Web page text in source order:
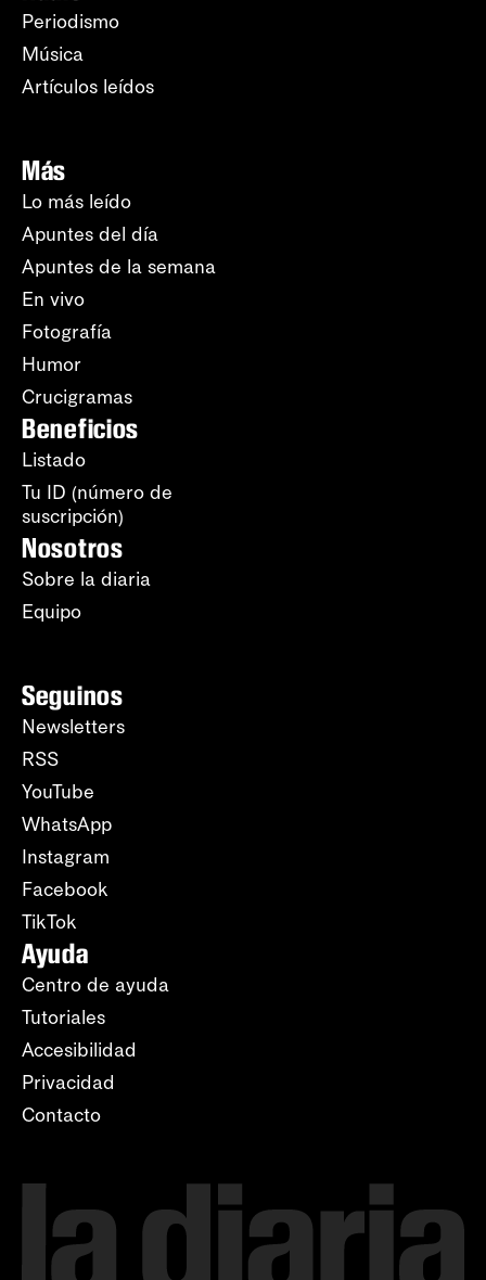
Periodismo
Música
Artículos leídos
Más
Lo más leído
Apuntes del día
Apuntes de la semana
En vivo
Fotografía
Humor
Crucigramas
Beneficios
Listado
Tu ID (número de
suscripción)
Nosotros
Sobre la diaria
Equipo
Seguinos
Newsletters
RSS
YouTube
WhatsApp
Instagram
Facebook
TikTok
Ayuda
Centro de ayuda
Tutoriales
Accesibilidad
Privacidad
Contacto